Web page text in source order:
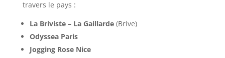
travers le pays :
La Briviste – La Gaillarde(Brive)
Odyssea Paris
Jogging Rose Nice